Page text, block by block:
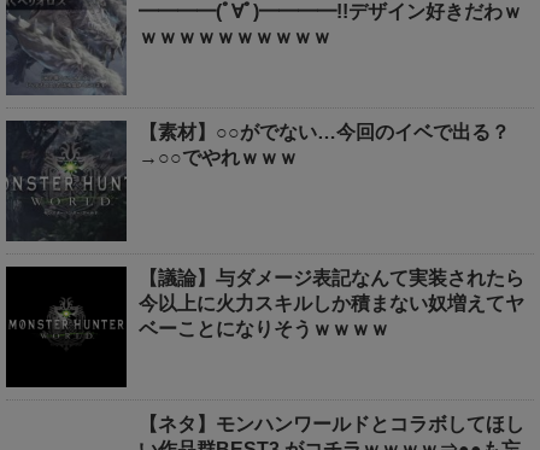
━━━━(ﾟ∀ﾟ)━━━━!!デザイン好きだわｗ
ｗｗｗｗｗｗｗｗｗｗ
【素材】○○がでない…今回のイベで出る？
→○○でやれｗｗｗ
【議論】与ダメージ表記なんて実装されたら
今以上に火力スキルしか積まない奴増えてヤ
ベーことになりそうｗｗｗｗ
【ネタ】モンハンワールドとコラボしてほし